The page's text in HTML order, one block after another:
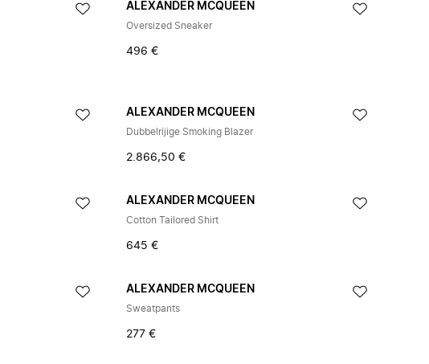
ALEXANDER MCQUEEN
Oversized Sneaker
496 €
ALEXANDER MCQUEEN
Dubbelrijige Smoking Blazer
2.866,50 €
ALEXANDER MCQUEEN
Cotton Tailored Shirt
645 €
ALEXANDER MCQUEEN
Sweatpants
277 €